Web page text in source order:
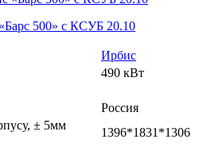
500» с КСУБ 20.10
Ирбис
490 кВт
Россия
± 5мм
1396*1831*1306